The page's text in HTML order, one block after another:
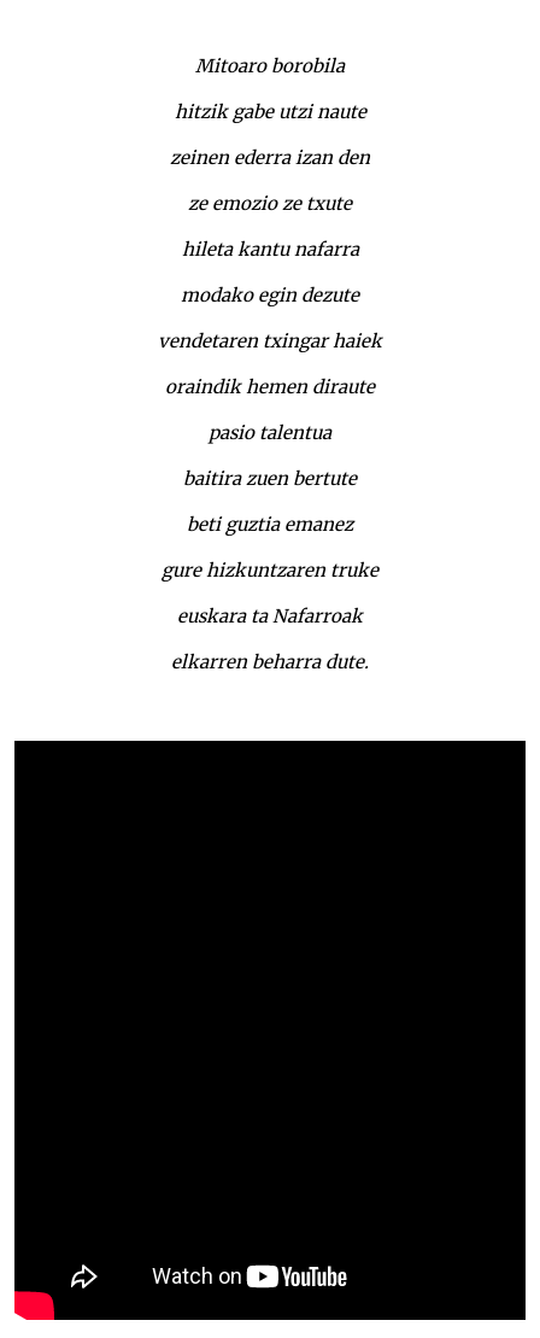
Mitoaro borobila
hitzik gabe utzi naute
zeinen ederra izan den
ze emozio ze txute
hileta kantu nafarra
modako egin dezute
vendetaren txingar haiek
oraindik hemen diraute
pasio talentua
baitira zuen bertute
beti guztia emanez
gure hizkuntzaren truke
euskara ta Nafarroak
elkarren beharra dute.